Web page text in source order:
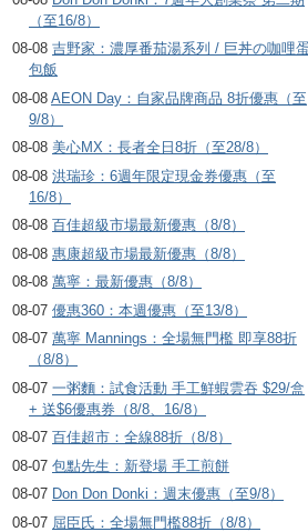
（至16/8）
08-08 吉野家：濃厚番茄湯系列 / 巨丼の咖哩蛋
包飯
08-08 AEON Day：自家品牌商品 8折優惠（至
9/8）
08-08 美心MX：長者全日8折（至28/8）
08-08 洪瑞珍：6週年限定現金券優惠（至
16/8）
08-08 百佳超級市場最新優惠（8/8）
08-08 惠康超級市場最新優惠（8/8）
08-08 萬寧：最新優惠（8/8）
08-07 優惠360：本週優惠（至13/8）
08-07 萬寧 Mannings：全場無門檻 即享88折
（8/8）
08-07 一粥麵：試食活動 手工鮮蝦雲吞 $29/盒
+ 送$6優惠券（8/8、16/8）
08-07 百佳超市：全線88折（8/8）
08-07 包點先生：新登場 手工煎餅
08-07 Don Don Donki：週末優惠（至9/8）
08-07 屈臣氏：全場無門檻88折（8/8）